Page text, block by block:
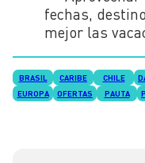
fechas,
mejor las
BRASIL CARIBE CHILE
EUROPA
OFERTAS PAUTA